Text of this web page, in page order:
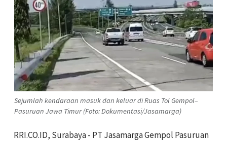
Sejumlah kendaraan masuk dan keluar di Ruas Tol Gempol–
Pasuruan Jawa Timur (Foto: Dokumentasi/Jasamarga)
RRI.CO.ID, Surabaya - PT Jasamarga Gempol Pasuruan